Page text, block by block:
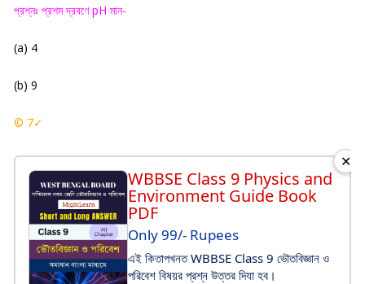
প্রশ্নঃ প্রশম দ্রবণেpH মান-
(a) 4
(b) 9
© 7✓
WBBSE Class 9 Physics and
Environment Guide Book
PDF
Only 99/- Rupees
এই কিতাপখনত WBBSE Class 9 ভৌতবিজ্ঞান ও
পরিবেশ বিষয়র প্রশ্ন উত্তর দিযা হব।
✕